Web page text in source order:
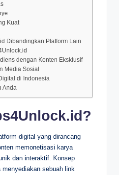
Kuat
Dibandingkan Platform Lain
dengan Konten Eksklusif
Media Sosial
di Indonesia
Anda
digital yang dirancang
memonetisasi karya
dan interaktif. Konsep
sebuah link